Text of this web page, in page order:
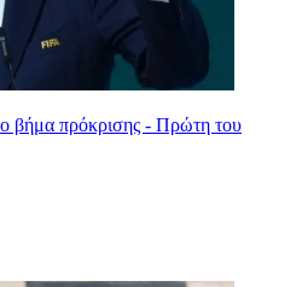
βήμα πρόκρισης - Πρώτη του